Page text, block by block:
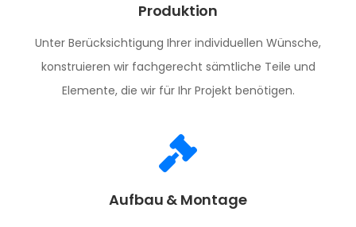
Produktion
Unter Berücksichtigung Ihrer individuellen Wünsche,
konstruieren wir fachgerecht sämtliche Teile und
Elemente, die wir für Ihr Projekt benötigen.
Aufbau & Montage